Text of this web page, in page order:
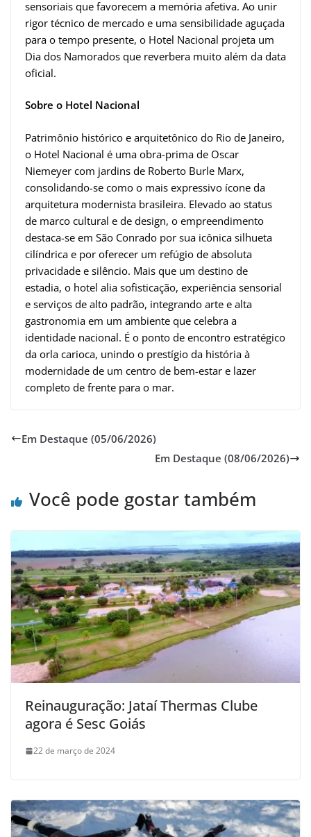
sensoriais que favorecem a memória afetiva. Ao unir
rigor técnico de mercado e uma sensibilidade aguçada
para o tempo presente, o Hotel Nacional projeta um
Dia dos Namorados que reverbera muito além da data
oficial.
Sobre o Hotel Nacional
Patrimônio histórico e arquitetônico do Rio de Janeiro,
o Hotel Nacional é uma obra-prima de Oscar
Niemeyer com jardins de Roberto Burle Marx,
consolidando-se como o mais expressivo ícone da
arquitetura modernista brasileira. Elevado ao status
de marco cultural e de design, o empreendimento
destaca-se em São Conrado por sua icônica silhueta
cilíndrica e por oferecer um refúgio de absoluta
privacidade e silêncio. Mais que um destino de
estadia, o hotel alia sofisticação, experiência sensorial
e serviços de alto padrão, integrando arte e alta
gastronomia em um ambiente que celebra a
identidade nacional. É o ponto de encontro estratégico
da orla carioca, unindo o prestígio da história à
modernidade de um centro de bem-estar e lazer
completo de frente para o mar.
Em Destaque (05/06/2026)
Em Destaque (08/06/2026)
Você pode gostar também
Reinauguração: Jataí Thermas Clube
agora é Sesc Goiás
22 de março de 2024